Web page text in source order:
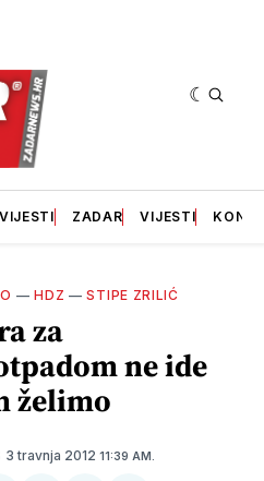
ZADAR VIJESTI
—HDZ —STIPE ZRILIĆ
za
ne ide
želimo
3 travnja 2012 11:39 AM.